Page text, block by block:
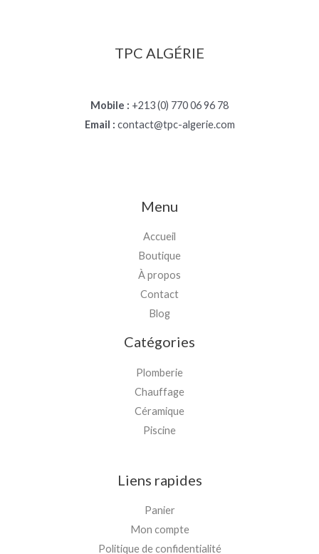
TPC ALGÉRIE
Mobile : +213 (0) 770 06 96 78
Email : contact@tpc-algerie.com
Menu
Accueil
Boutique
À propos
Contact
Blog
Catégories
Plomberie
Chauffage
Céramique
Piscine
Liens rapides
Panier
Mon compte
Politique de confidentialité